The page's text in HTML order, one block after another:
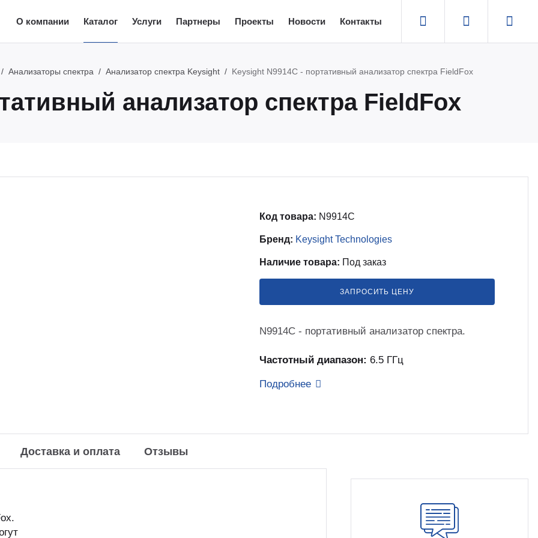
О компании Каталог Услуги Партнеры Проекты Новости Контакты
Анализаторы спектра Анализатор спектра Keysight Keysight N9914C - портативный анализатор спектра FieldFox
анализатор спектра FieldFox
Код товара: N9914C
Бренд: Keysight Technologies
Наличие товара: Под заказ
ЗАПРОСИТЬ ЦЕНУ
N9914C - портативный анализатор спектра.
Частотный диапазон: 6.5 ГГц
Подробнее
Доставка и оплата Отзывы